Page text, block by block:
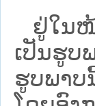
ຢູ່ໃນໜ້
ເປັນຮູບ
ຮູບພາບ